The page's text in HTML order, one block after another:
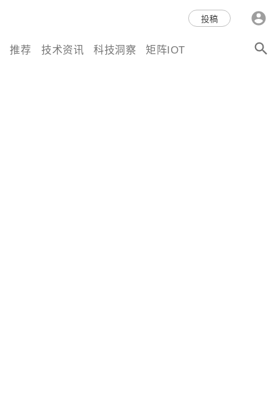
科技互联网,科技,资讯,动态,洞
察,量子,计算,AI,人工智能,机器
投稿
推荐 技术资讯 科技洞察 矩阵IOT